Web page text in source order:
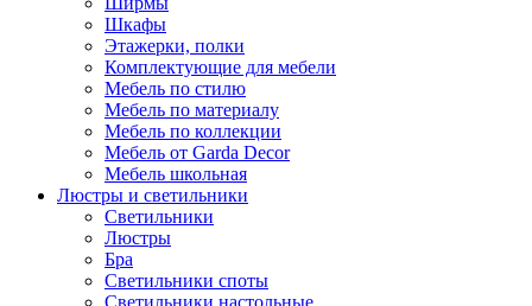
Шкафы
Этажерки, полки
Комплектующие для мебели
Мебель по стилю
Мебель по материалу
Мебель по коллекции
Мебель от Garda Decor
Мебель школьная
Люстры и светильники
Светильники
Люстры
Бра
Светильники споты
Светильники настольные